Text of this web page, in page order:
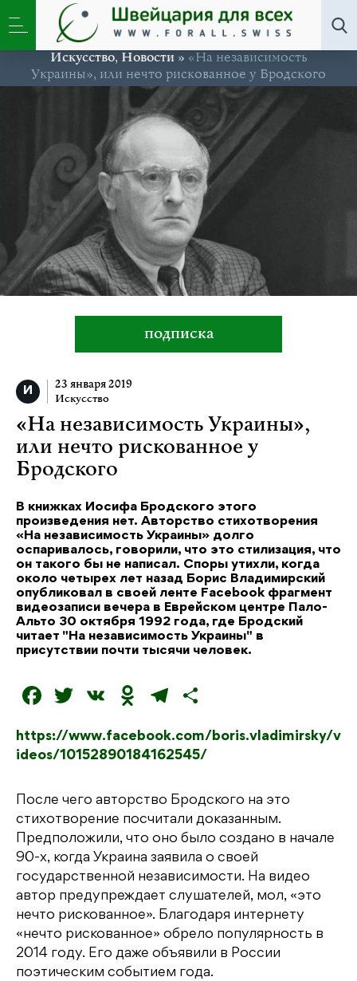
Искусство, Новости» «На независимость
Украины», или нечто рискованное у Бродского
подписка
23 января 2019
Искусство
«На независимость Украины»,
или нечто рискованное у
Бродского
В книжках Иосифа Бродского этого
произведения нет. Авторство стихотворения
«На независимость Украины» долго
оспаривалось, говорили, что это стилизация, что
он такого бы не написал. Споры утихли, когда
около четырех лет назад Борис Владимирский
опубликовал в своей ленте Facebook фрагмент
видеозаписи вечера в Еврейском центре Пало-
Альто 30 октября 1992 года, где Бродский
читает "На независимость Украины" в
присутствии почти тысячи человек.
F
c
b
o
o
k
T
it
e
r
V
O
n
kl
a
s
s
ni
ki
T
e
r
a
m
п
а
в
и
т
ь
https://www.facebook.com/boris.vladimirsky/v
ideos/10152890184162545/
После чего авторство Бродского на это
стихотворение посчитали доказанным.
Предположили, что оно было создано в начале
90-х, когда Украина заявила о своей
государственной независимости. На видео
автор предупреждает слушателей, мол, «это
нечто рискованное». Благодаря интернету
«нечто рискованное» обрело популярность в
2014 году. Его даже объявили в России
поэтическим событием года.